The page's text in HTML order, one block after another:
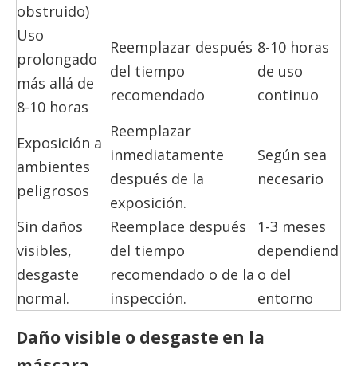
obstruido)
Uso
prolongado
más allá de
8-10 horas
Reemplazar después
del tiempo
recomendado
8-10 horas
de uso
continuo
Exposición a
ambientes
peligrosos
Reemplazar
inmediatamente
después de la
exposición.
Según sea
necesario
Sin daños
visibles,
desgaste
normal.
Reemplace después
del tiempo
recomendado o de la
inspección.
1-3 meses
dependiend
o del
entorno
Daño visible o desgaste en la